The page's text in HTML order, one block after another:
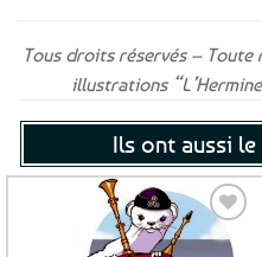
Tous droits réservés –
illustrations
Ils ont aussi